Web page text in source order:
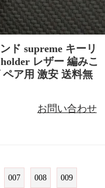
ド supreme キーリ
レザー 編みこ
ア用 激安 送料無
お問い合わせ
007 008 009